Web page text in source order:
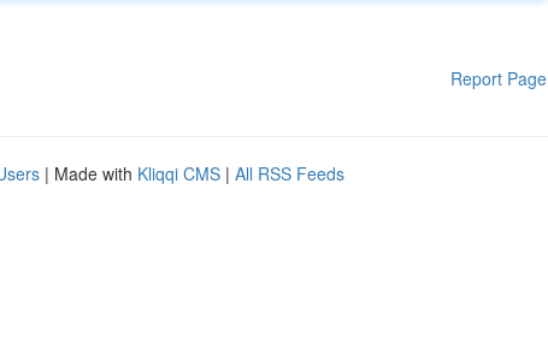
Report Page
| Made with Kliqqi CMS | All RSS Feeds